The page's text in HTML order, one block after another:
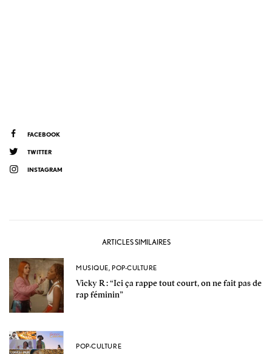
FACEBOOK
TWITTER
INSTAGRAM
ARTICLES SIMILAIRES
MUSIQUE, POP-CULTURE
Vicky R : “Ici ça rappe tout court, on ne fait pas de
rap féminin”
POP-CULTURE